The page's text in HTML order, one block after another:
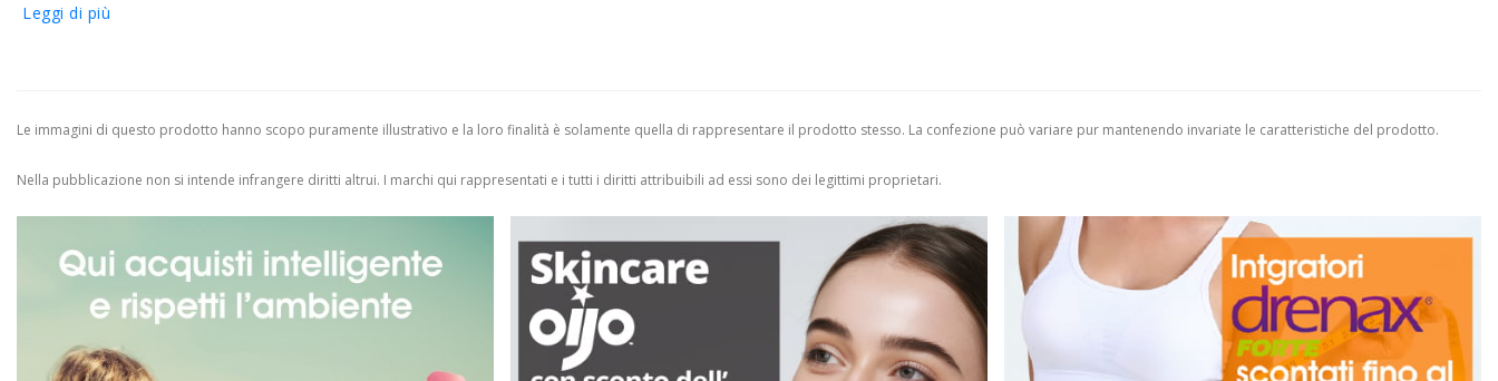
Leggi di più
Le immagini di questo prodotto hanno scopo puramente illustrativo e la loro finalità è solamente quella di rappresentare il prodotto stesso. La confezione può variare pur mantenendo invariate le caratteristiche del prodotto.
Nella pubblicazione non si intende infrangere diritti altrui. I marchi qui rappresentati e i tutti i diritti attribuibili ad essi sono dei legittimi proprietari.